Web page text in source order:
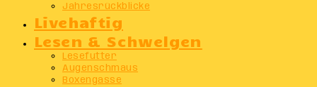
Jahresrückblicke
Livehaftig
Lesen & Schwelgen
Lesefutter
Augenschmaus
Boxengasse